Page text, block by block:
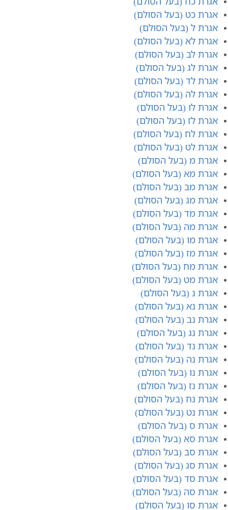
אגרת כט (בעל הסולם)
אגרת ל (בעל הסולם)
אגרת לא (בעל הסולם)
אגרת לב (בעל הסולם)
אגרת לג (בעל הסולם)
אגרת לד (בעל הסולם)
אגרת לה (בעל הסולם)
אגרת לו (בעל הסולם)
אגרת לז (בעל הסולם)
אגרת לח (בעל הסולם)
אגרת לט (בעל הסולם)
אגרת מ (בעל הסולם)
אגרת מא (בעל הסולם)
אגרת מב (בעל הסולם)
אגרת מג (בעל הסולם)
אגרת מד (בעל הסולם)
אגרת מה (בעל הסולם)
אגרת מו (בעל הסולם)
אגרת מז (בעל הסולם)
אגרת מח (בעל הסולם)
אגרת מט (בעל הסולם)
אגרת נ (בעל הסולם)
אגרת נא (בעל הסולם)
אגרת נב (בעל הסולם)
אגרת נג (בעל הסולם)
אגרת נד (בעל הסולם)
אגרת נ​ה (בעל הסולם)
אגרת נ​ו (בעל הסולם)
אגרת נ​ז (בעל הסולם)
אגרת נ​ח (בעל הסולם)
אגרת נ​ט (בעל הסולם)
אגרת ס (בעל הסולם)
אגרת ס​א (בעל הסולם)
אגרת סב (בעל הסולם)
אגרת סג (בעל הסולם)
אגרת סד (בעל הסולם)
אגרת סה (בעל הסולם)
אגרת סו (בעל הסולם)